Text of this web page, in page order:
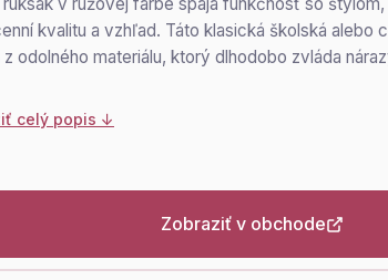
kvalitu a vzhľad. Táto klasická školská alebo
odolného materiálu, ktorý dlhodobo zvláda
celý popis ↓
Zobraziť v obchode